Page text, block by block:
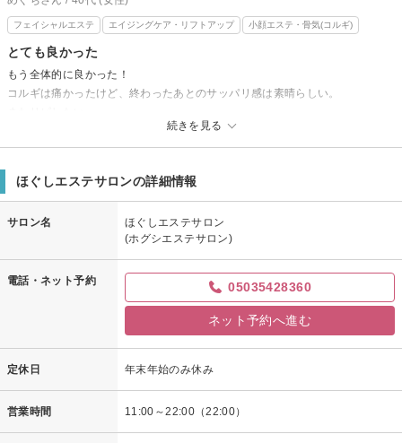
フェイシャルエステ エイジングケア・リフトアップ 小顔エステ・骨気(コルギ)
とても良かった
続きを見る
もう全体的に良かった！
コルギは痛かったけど、終わったあとのサッパリ感は素晴らしい。
ほぐしエステサロンの詳細情報
サロン名
ほぐしエステサロン
(ホグシエステサロン)
電話・ネット予約 05035428360
ネット予約へ進む
定休日 年末年始のみ休み
営業時間 11:00～22:00（22:00）